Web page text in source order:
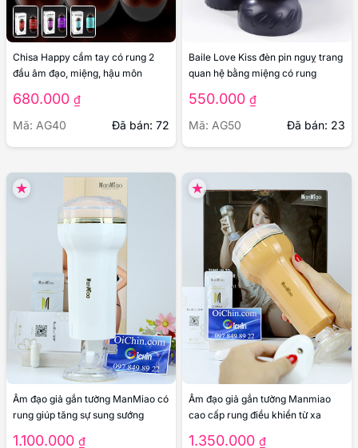
JIUAI 2 đầu pin sạc có rung mềm
mịn khít chặt cực sướng
750.000 ₫
Mã: AG33
Đã bán: 604
Âm đạo giả SECWELL 2 đầu âm
thanh rên có rung gắn tường
Mã: AG18
Đã bán: 140
Chisa Happy cầm tay có rung 2
đầu âm đạo, miệng, hậu môn
680.000₫
Baile Love Kiss đèn pin nguỵ trang
quan hệ bằng miệng có rung
550.000₫